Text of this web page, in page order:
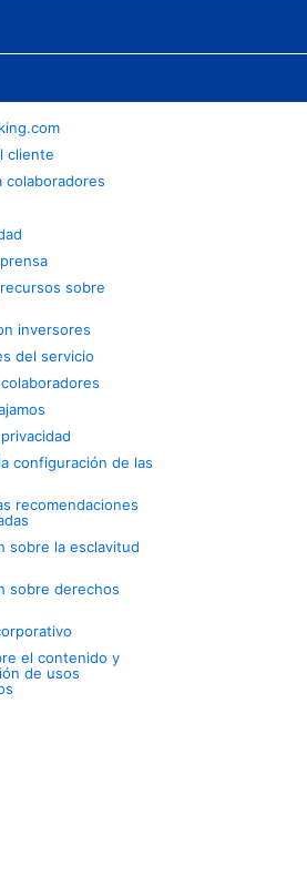
cliente
colaboradores
sobre
inversores
del servicio
configuración de las
recomendaciones
sobre la esclavitud
sobre derechos
el contenido y
de usos